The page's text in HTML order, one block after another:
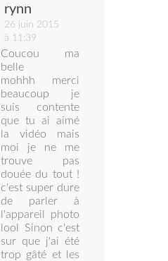
rynn
26 juin 2015
à 11:39
Coucou ma
belle
mohhh merci
beaucoup je
suis contente
que tu ai aimé
la vidéo mais
moi je ne me
trouve pas
douée du tout !
c'est super dure
de parler à
l'appareil photo
lool Sinon c'est
sur que j'ai été
trop gâté et les